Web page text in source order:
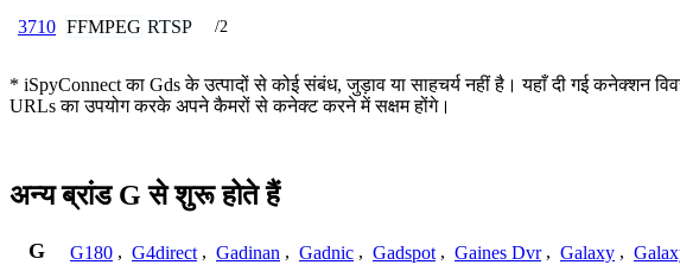
3710 FFMPEG RTSP /2
* iSpyConnect का Gds के उत्पादों से कोई संबंध, जुड़ाव या साहचर्य नहीं है। यहाँ दी गई कनेक्शन
URLs का उपयोग करके अपने कैमरों से कनेक्ट करने में सक्षम होंगे।
अन्य ब्रांड G से शुरू होते हैं
G G180 , G4direct , Gadinan , Gadnic , Gadspot , Gaines Dvr , Galaxy ,